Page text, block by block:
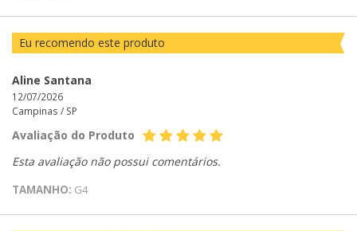
Eu recomendo este produto
Aline Santana
12/07/2026
Campinas / SP
Avaliação do Produto
Esta avaliação não possui comentários.
TAMANHO: G4